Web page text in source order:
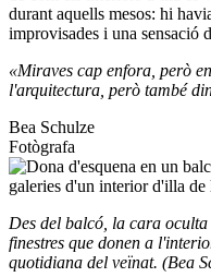
durant aquells mesos: hi
improvisades i una sensació
«Miraves cap enfora, però
l'arquitectura, però també
Bea Schulze
Fotògrafa
Des del balcó, la cara
finestres que donen a
quotidiana del veïnat. (Bea